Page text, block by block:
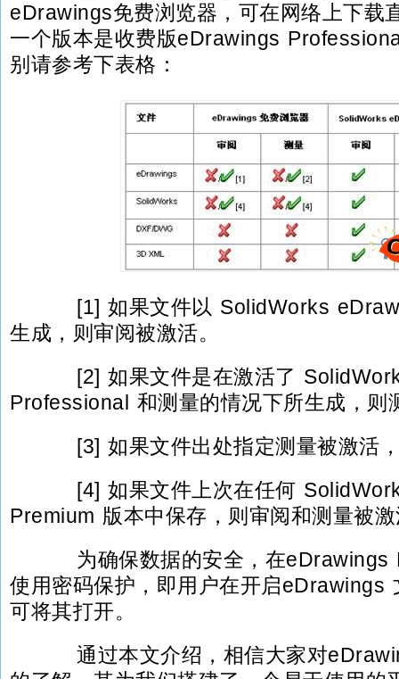
eDrawings免费浏览器，可在网络上下载
一个版本是收费版eDrawings
别请参考下表格：
[1] 如果文件以 SolidWorks
生成，则审阅被激活。
[2] 如果文件是在激活了
Professional 和测量的情况下所生成，则
[3] 如果文件出处指定测量被激活，
[4] 如果文件上次在任何
Premium 版本中保存，则审阅和测量被
为确保数据的安全，在eDrawings
使用密码保护，即用户在开启eDrawings
可将其打开。
通过本文介绍，相信大家对